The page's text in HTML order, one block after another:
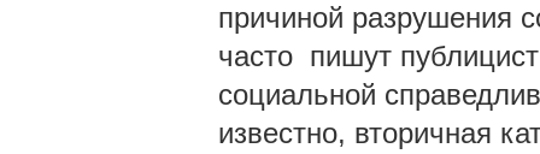
причиной разрушения
часто пишут
социальной
известно, вторичная